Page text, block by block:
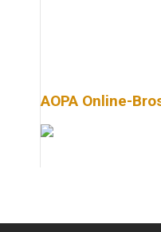
AOPA Online-